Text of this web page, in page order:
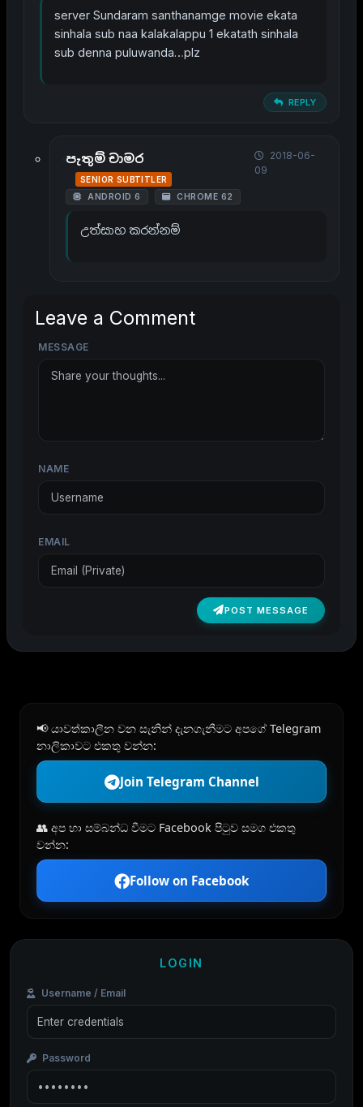
server Sundaram santhanamge movie ekata
sinhala sub naa kalakalappu 1 ekatath sinhala
sub denna puluwanda…plz
REPLY
පැතුම් චාමර
SENIOR SUBTITLER
ANDROID 6 CHROME 62
2018-06-
09
උත්සාහ කරන්නම්
Leave a Comment
MESSAGE
NAME
EMAIL
POST MESSAGE
📢 යාවත්කාලීන වන සැනින් දැනගැනීමට අපගේ Telegram
නාලිකාවට එකතු වන්න:
Join Telegram Channel
👥 අප හා සම්බන්ධ වීමට Facebook පිටුව සමග එකතු
වන්න:
Follow on Facebook
LOGIN
Username / Email
Password